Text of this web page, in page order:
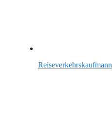
Reiseverkehrskaufmann